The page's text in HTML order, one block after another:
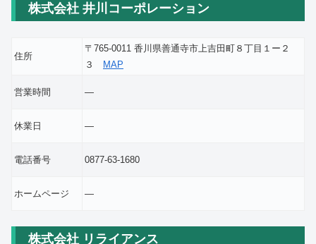
株式会社 井川コーポレーション
住所
〒765-0011 香川県善通寺市上吉田町８丁目１ー２
３ MAP
営業時間 ―
休業日 ―
電話番号 0877-63-1680
ホームページ ―
株式会社 リライアンス